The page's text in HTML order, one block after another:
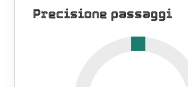
Precisione passaggi